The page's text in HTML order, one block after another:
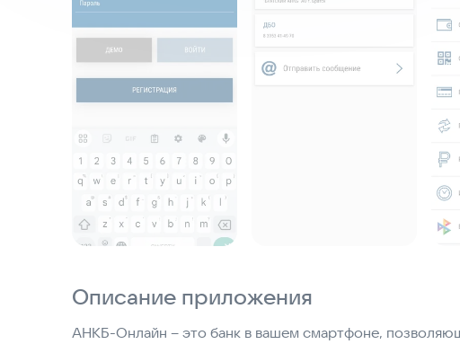
Описание приложения
АНКБ-Онлайн – это банк в вашем смартфоне,